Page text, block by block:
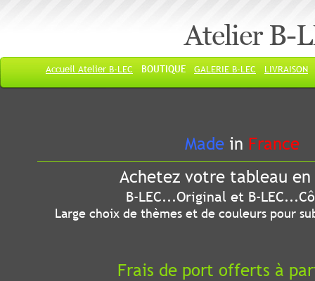
Atelier B-
Accueil Atelier B-LEC BOUTIQUE GALERIE B-LEC LIVRAISON
Made in France
Achetez votre tableau
B-LEC...Original et B-
Large choix de thèmes et de couleurs pour
Frais de port offerts à